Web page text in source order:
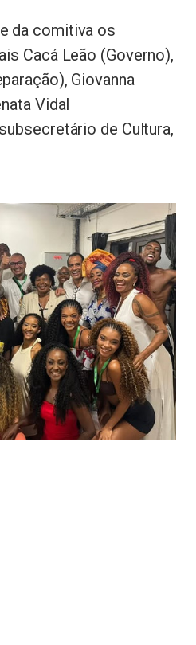
da comitiva os
Cacá Leão (Governo),
Giovanna
Vidal
de Cultura,